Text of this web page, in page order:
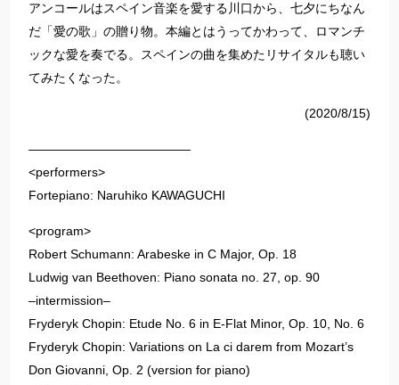
アンコールはスペイン音楽を愛する川口から、七夕にちなん
だ「愛の歌」の贈り物。本編とはうってかわって、ロマンチ
ックな愛を奏でる。スペインの曲を集めたリサイタルも聴い
てみたくなった。
(2020/8/15)
—————————————
<performers>
Fortepiano: Naruhiko KAWAGUCHI
<program>
Robert Schumann: Arabeske in C Major, Op. 18
Ludwig van Beethoven: Piano sonata no. 27, op. 90
–intermission–
Fryderyk Chopin: Etude No. 6 in E-Flat Minor, Op. 10, No. 6
Fryderyk Chopin: Variations on La ci darem from Mozart’s
Don Giovanni, Op. 2 (version for piano)